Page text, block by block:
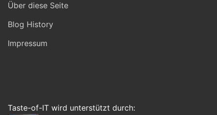
Über diese Seite
Blog History
Impressum
Taste-of-IT wird unterstützt durch: